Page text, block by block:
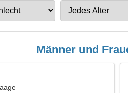
Männer und